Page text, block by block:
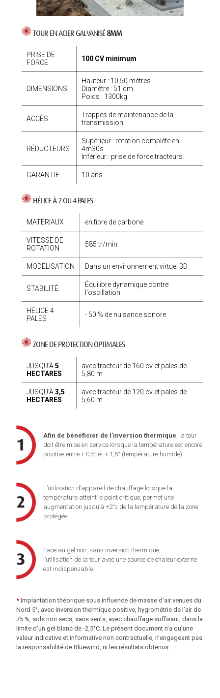
TOUR EN ACIER GALVANISÉ8MM
PRISE DE
FORCE
100 CV minimum
DIMENSIONS
Hauteur : 10,50 mètres
Diamètre : 51 cm
Poids : 1300kg
ACCÈS
Trappes de maintenance de la
transmission
RÉDUCTEURS
Supérieur : rotation complète en
4m30s
Inférieur : prise de force tracteurs.
GARANTIE 10 ans
HÉLICE À 2 OU 4 PALES
MATÉRIAUX en fibre de carbone
VITESSE DE
ROTATION
585 tr/min
MODÉLISATION Dans un environnement virtuel 3D
STABILITÉ
Équilibre dynamique contre
l'oscillation
HÉLICE 4
PALES
- 50 % de nuisance sonore
ZONE DE PROTECTION OPTIMALES
JUSQU’À5
HECTARES
avec tracteur de 160 cv et pales de
5,80 m
JUSQU’À3,5
HECTARES
avec tracteur de 120 cv et pales de
5,60 m
Afin de bénéficier de l’inversion thermique, la tour
doit être mise en service lorsque la température est encore
positive entre + 0,5° et + 1,5° (température humide).
L’utilisation d’appareil de chauffage lorsque la
température atteint le point critique, permet une
augmentation jusqu’à +2°c de la température de la zone
protégée.
Face au gel noir, sans inversion thermique,
l’utilisation de la tour avec une source de chaleur externe
est indispensable.
* Implantation théorique sous influence de masse d’air venues du
Nord 5°, avec inversion thermique positive, hygrométrie de l’air de
75 %, sols non secs, sans vents, avec chauffage suffisant, dans la
limite d’un gel blanc de -2,5°C. Le présent document n’a qu’une
valeur indicative et informative non contractuelle, n’engageant pas
la responsabilité de Bluewind, ni les résultats obtenus.